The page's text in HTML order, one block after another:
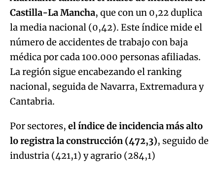
Castilla-La Mancha, que con un 0,22 duplica
la media nacional (0,42). Este índice mide el
número de accidentes de trabajo con baja
médica por cada 100.000 personas afiliadas.
La región sigue encabezando el ranking
nacional, seguida de Navarra, Extremadura y
Cantabria.
Por sectores, el índice de incidencia más alto
lo registra la construcción (472,3), seguido de
industria (421,1) y agrario (284,1)